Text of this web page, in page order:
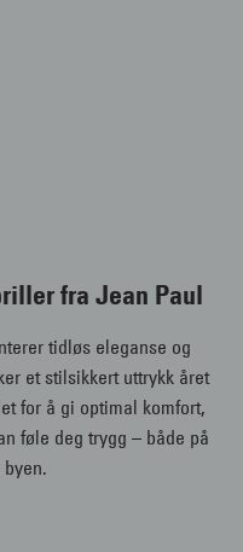
fra Jean Paul
tidløs eleganse og
et stilsikkert uttrykk året
for å gi optimal komfort,
føle deg trygg – både på